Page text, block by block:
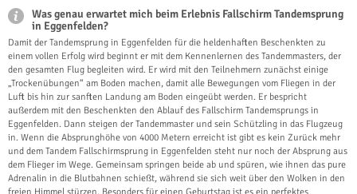
Was genau erwartet mich beim Erlebnis Fallschirm Tandemsprung
in Eggenfelden?
Damit der Tandemsprung in Eggenfelden für die heldenhaften Beschenkten zu
einem vollen Erfolg wird beginnt er mit dem Kennenlernen des Tandemmasters, der
den gesamten Flug begleiten wird. Er wird mit den Teilnehmern zunächst einige
„Trockenübungen“ am Boden machen, damit alle Bewegungen vom Fliegen in der
Luft bis hin zur sanften Landung am Boden eingeübt werden. Er bespricht
außerdem mit den Beschenkten den Ablauf des Fallschirm Tandemsprungs in
Eggenfelden. Dann steigen der Tandemmaster und sein Schützling in das Flugzeug
in. Wenn die Absprunghöhe von 4000 Metern erreicht ist gibt es kein Zurück mehr
und dem Tandem Fallschirmsprung in Eggenfelden steht nur noch der Absprung aus
dem Flieger im Wege. Gemeinsam springen beide ab und spüren, wie ihnen das pure
Adrenalin in die Blutbahnen schießt, während sie sich weit über den Wolken in den
freien Himmel stürzen. Besonders für einen Geburtstag ist es ein perfektes